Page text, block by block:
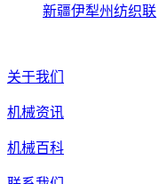
新疆伊犁州纺织联
关于我们
机械资讯
机械百科